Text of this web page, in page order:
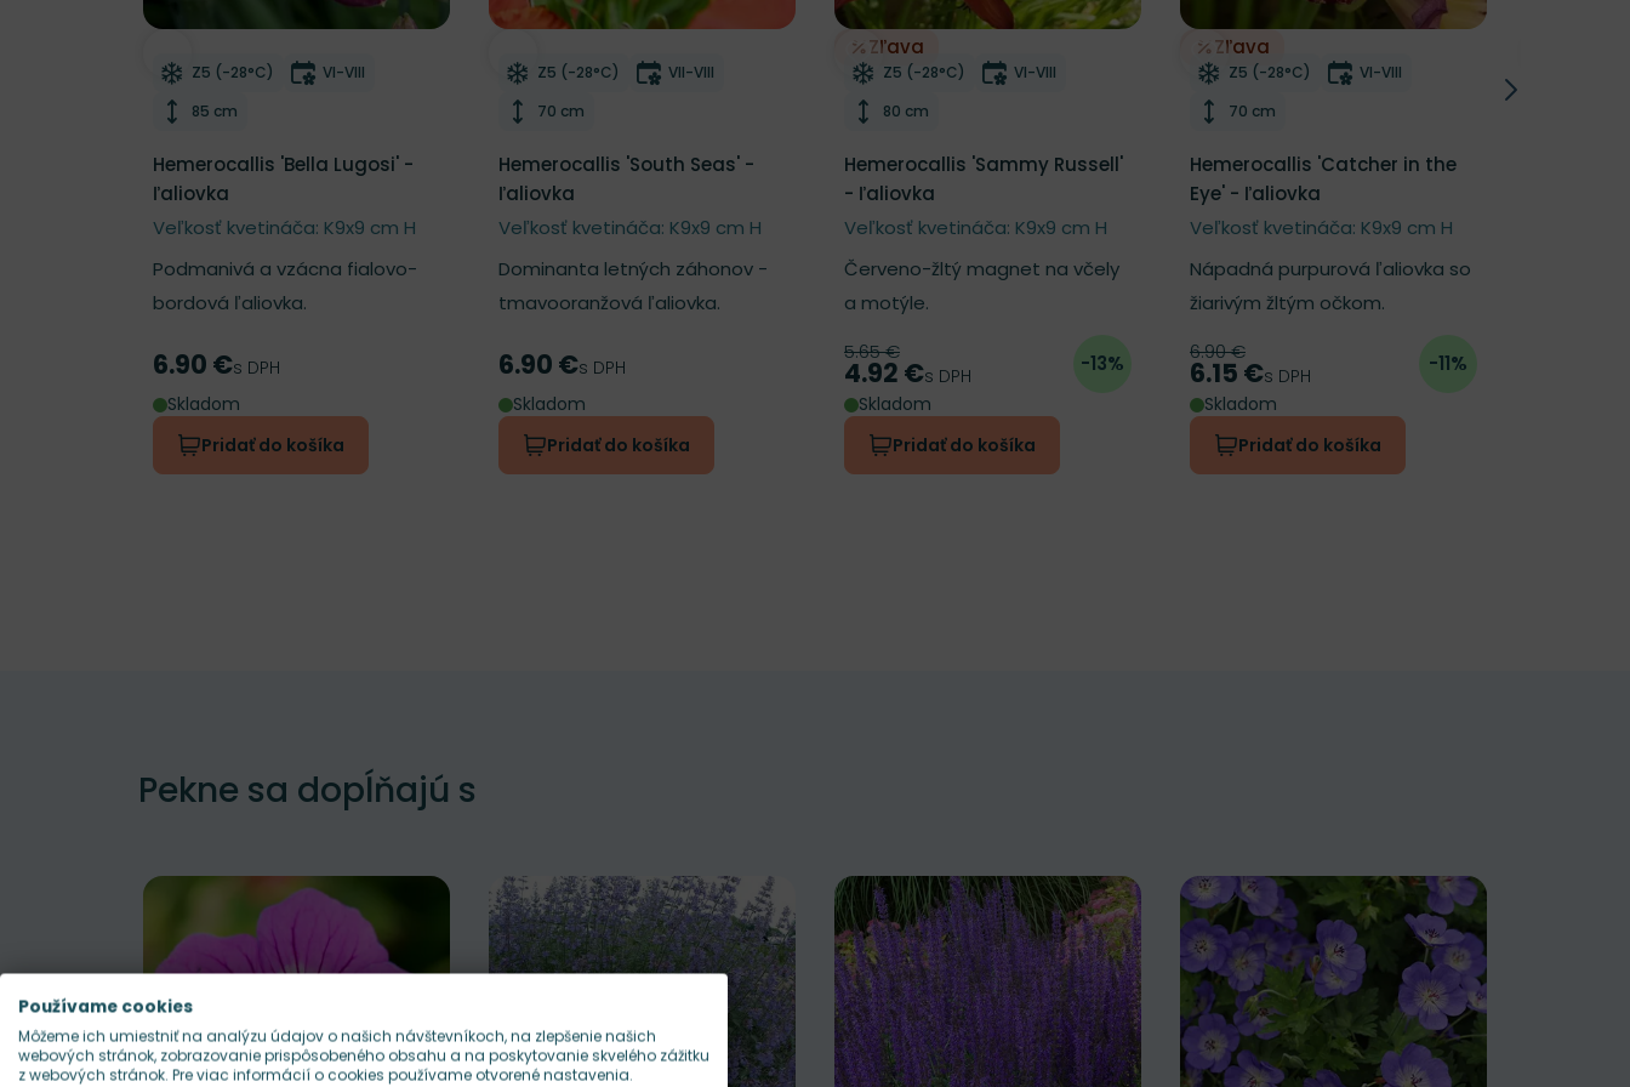
Odober do zoznamu želaní
Mrazuvzdornosť
Z5 (-28°C) Doba kvitnutia
VI-VIII
Výška rastliny
85 cm
Hemerocallis 'Bella Lugosi' -
ľaliovka
Veľkosť kvetináča: K9x9 cm H
Podmanivá a vzácna fialovo-
bordová ľaliovka.
Cena
6.90 €s DPH
Skladom
Pridať do košíka
Odober do zoznamu želaní
Mrazuvzdornosť
Z5 (-28°C) Doba kvitnutia
VII-VIII
Výška rastliny
70 cm
Hemerocallis 'South Seas' -
ľaliovka
Veľkosť kvetináča: K9x9 cm H
Dominanta letných záhonov -
tmavooranžová ľaliovka.
Cena
6.90 €s DPH
Skladom
Pridať do košíka
Zľava
Odober do zoznamu želaní
Mrazuvzdornosť
Z5 (-28°C) Doba kvitnutia
VI-VIII
Výška rastliny
80 cm
Hemerocallis 'Sammy Russell'
- ľaliovka
Veľkosť kvetináča: K9x9 cm H
Červeno-žltý magnet na včely
a motýle.
Pôvodná cena
5.65 €
Cena
4.92 €s DPH -13%
Skladom
Pridať do košíka
Zľava
Odober do zoznamu želaní
Mrazuvzdornosť
Z5 (-28°C) Doba kvitnutia
VI-VIII
Výška rastliny
70 cm
Hemerocallis 'Catcher in the
Eye' - ľaliovka
Veľkosť kvetináča: K9x9 cm H
Nápadná purpurová ľaliovka so
žiarivým žltým očkom.
Pôvodná cena
6.90 €
Cena
6.15 €s DPH -11%
Skladom
Pridať do košíka
Pekne sa dopĺňajú s
Používame cookies
Môžeme ich umiestniť na analýzu údajov o našich návštevníkoch, na zlepšenie našich
webových stránok, zobrazovanie prispôsobeného obsahu a na poskytovanie skvelého zážitku
z webových stránok. Pre viac informácií o cookies používame otvorené nastavenia.